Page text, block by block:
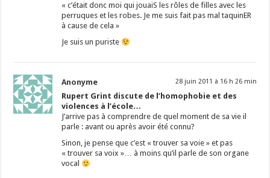
« c’était donc moi qui jouaiS les rôles de filles avec les
perruques et les robes. Je me suis fait pas mal taquinER
à cause de cela »
Je suis un puriste
Anonyme 28 juin 2011 à 16 h 26 min
Rupert Grint discute de l’homophobie et des
violences à l’école…
J’arrive pas à comprendre de quel moment de sa vie il
parle : avant ou après avoir été connu?
Sinon, je pense que c’est « trouver sa voie » et pas
« trouver sa voix »… à moins qu’il parle de son organe
vocal